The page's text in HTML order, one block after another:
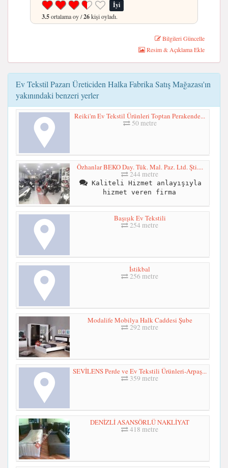
İyi
3.5ortalama oy /26kişi oyladı.
Bilgileri Güncelle
Resim & Açıklama Ekle
Ev Tekstil Pazarı Üreticiden Halka Fabrika Satış Mağazası'ın
yakınındaki benzeri yerler
Reiki'm Ev Tekstil Ürünleri Toptan Perakende...
50 metre
Özhanlar BEKO Day. Tük. Mal. Paz. Ltd. Şti....
244 metre
Kaliteli Hizmet anlayışıyla
hizmet veren firma
Başışık Ev Tekstili
254 metre
İstikbal
256 metre
Modalife Mobilya Halk Caddesi Şube
292 metre
SEVİLENS Perde ve Ev Tekstili Ürünleri-Arpaş...
359 metre
DENİZLİ ASANSÖRLÜ NAKLİYAT
418 metre